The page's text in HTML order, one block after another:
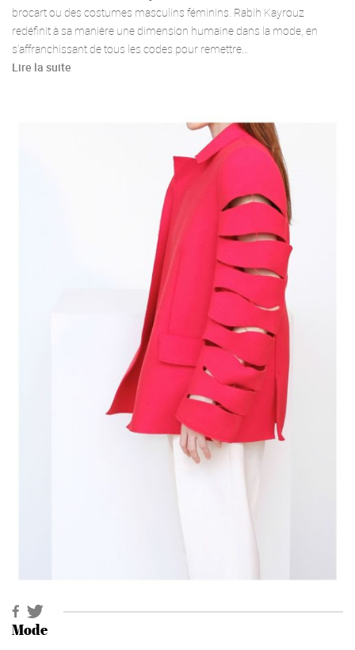
brocart ou des costumes masculins féminins. Rabih Kayrouz
redéfinit à sa manière une dimension humaine dans la mode, en
s’affranchissant de tous les codes pour remettre…
Lire la suite
Mode